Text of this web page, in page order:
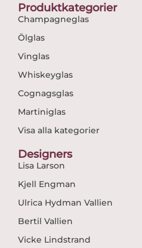
Produktkategorier
Champagneglas
Ölglas
Vinglas
Whiskeyglas
Cognagsglas
Martiniglas
Visa alla kategorier
Designers
Lisa Larson
Kjell Engman
Ulrica Hydman Vallien
Bertil Vallien
Vicke Lindstrand